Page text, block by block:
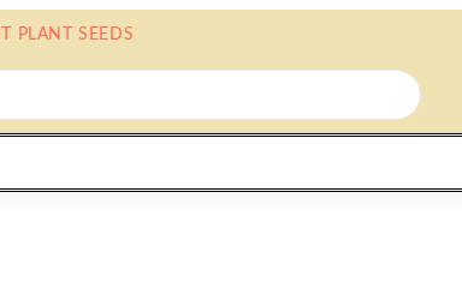
PLANT SEEDS